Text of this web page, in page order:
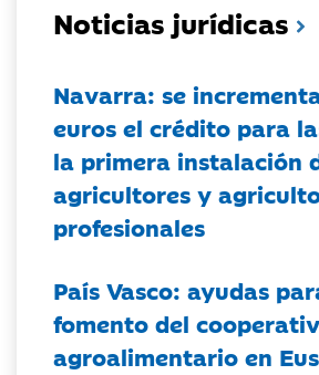
Noticias jurídicas
Navarra: se
euros el crédito para
la primera instalación
agricultores y
profesionales
País Vasco: ayudas
fomento del
agroalimentario en